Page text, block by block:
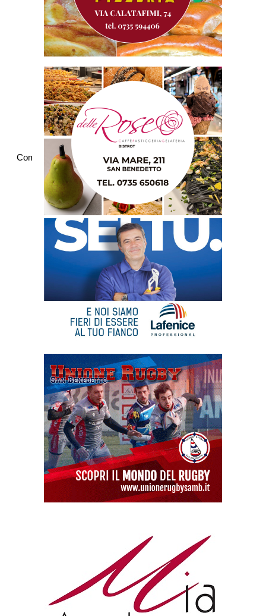
Commenti